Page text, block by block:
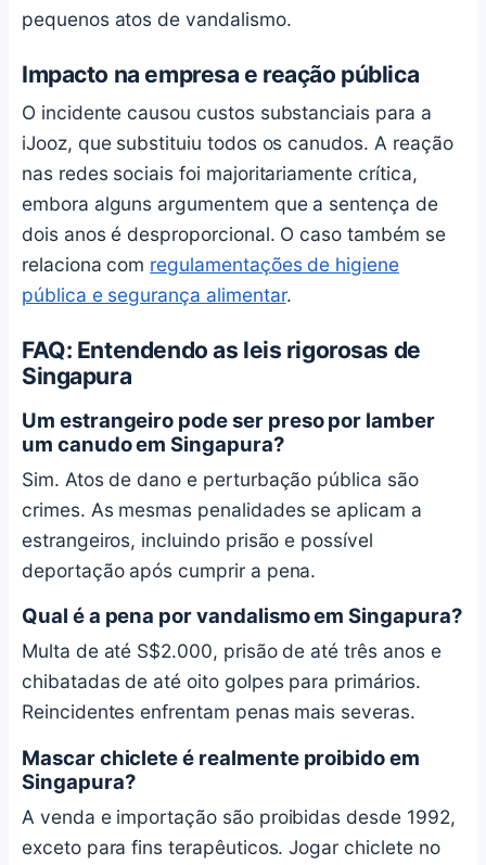
pequenos atos de vandalismo.
Impacto na empresa e reação pública
O incidente causou custos substanciais para a
iJooz, que substituiu todos os canudos. A reação
nas redes sociais foi majoritariamente crítica,
embora alguns argumentem que a sentença de
dois anos é desproporcional. O caso também se
relaciona com regulamentações de higiene
pública e segurança alimentar.
FAQ: Entendendo as leis rigorosas de
Singapura
Um estrangeiro pode ser preso por lamber
um canudo em Singapura?
Sim. Atos de dano e perturbação pública são
crimes. As mesmas penalidades se aplicam a
estrangeiros, incluindo prisão e possível
deportação após cumprir a pena.
Qual é a pena por vandalismo em Singapura?
Multa de até S$2.000, prisão de até três anos e
chibatadas de até oito golpes para primários.
Reincidentes enfrentam penas mais severas.
Mascar chiclete é realmente proibido em
Singapura?
A venda e importação são proibidas desde 1992,
exceto para fins terapêuticos. Jogar chiclete no